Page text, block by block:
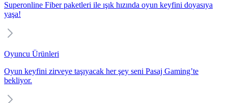
Superonline Fiber paketleri ile ışık hızında oyun keyfini doyasıya
yaşa!
Oyuncu Ürünleri
Oyun keyfini zirveye taşıyacak her şey seni Pasaj Gaming’te
bekliyor.